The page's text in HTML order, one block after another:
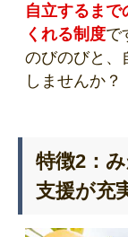
自立するまで
くれる制度で
のびのびと、
しませんか？
特徴2：
支援が充